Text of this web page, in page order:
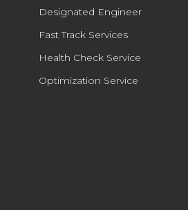
Designated Engineer
Fast Track Services
Health Check Service
Optimization Service